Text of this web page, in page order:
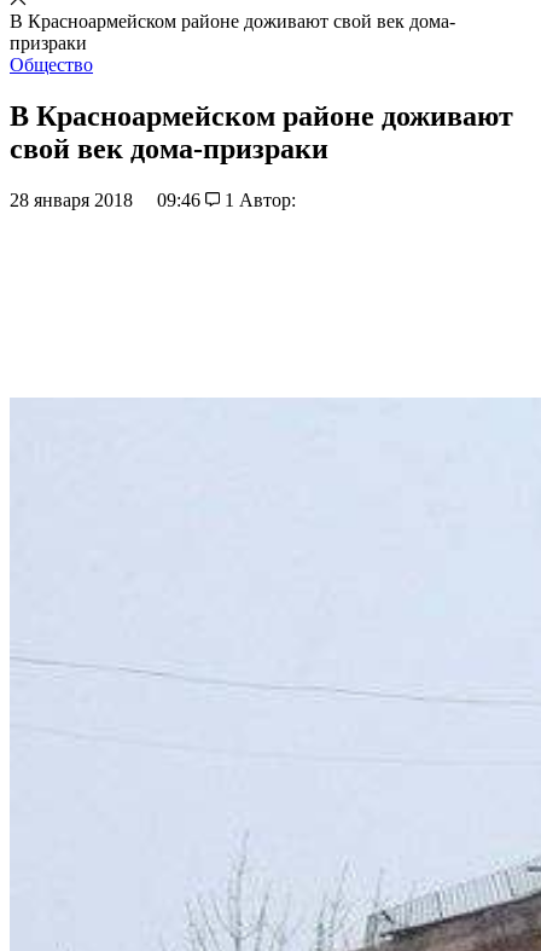
В Красноармейском районе доживают свой век дома-
призраки
Общество
В Красноармейском районе доживают
свой век дома-призраки
28 января 2018 09:46 1 Автор: